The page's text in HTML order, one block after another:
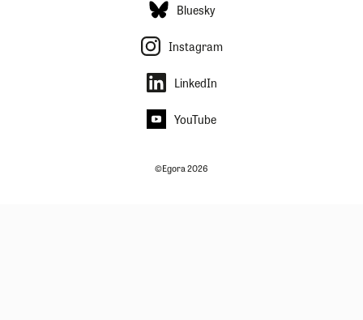
Bluesky
Instagram
LinkedIn
YouTube
©Egora 2026